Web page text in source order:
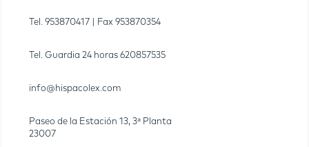
Tel. 953870417 | Fax 953870354
Tel. Guardia 24 horas 620857535
info@hispacolex.com
Paseo de la Estación 13, 3ª Planta
23007